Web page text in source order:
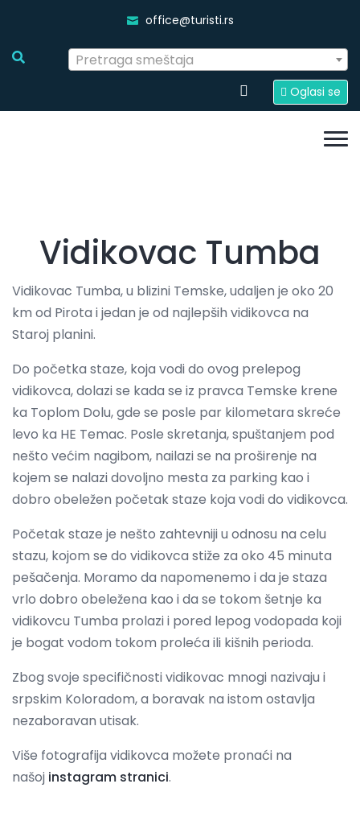
office@turisti.rs
Pretraga smeštaja
Oglasi se
Vidikovac Tumba
Vidikovac Tumba, u blizini Temske, udaljen je oko 20
km od Pirota i jedan je od najlepših vidikovca na
Staroj planini.
Do početka staze, koja vodi do ovog prelepog
vidikovca, dolazi se kada se iz pravca Temske krene
ka Toplom Dolu, gde se posle par kilometara skreće
levo ka HE Temac. Posle skretanja, spuštanjem pod
nešto većim nagibom, nailazi se na proširenje na
kojem se nalazi dovoljno mesta za parking kao i
dobro obeležen početak staze koja vodi do vidikovca.
Početak staze je nešto zahtevniji u odnosu na celu
stazu, kojom se do vidikovca stiže za oko 45 minuta
pešačenja. Moramo da napomenemo i da je staza
vrlo dobro obeležena kao i da se tokom šetnje ka
vidikovcu Tumba prolazi i pored lepog vodopada koji
je bogat vodom tokom proleća ili kišnih perioda.
Zbog svoje specifičnosti vidikovac mnogi nazivaju i
srpskim Koloradom, a boravak na istom ostavlja
nezaboravan utisak.
Više fotografija vidikovca možete pronaći na
našoj instagram stranici.